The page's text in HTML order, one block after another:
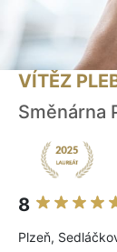
VÍTĚZ
Směnárna
8
Plzeň,